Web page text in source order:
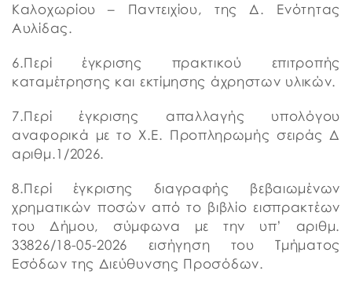
Καλοχωρίου – Παντειχίου, της Δ. Ενότητας
Αυλίδας.
6.Περί έγκρισης πρακτικού επιτροπής
καταμέτρησης και εκτίμησης άχρηστων υλικών.
7.Περί έγκρισης απαλλαγής υπολόγου
αναφορικά με το Χ.Ε. Προπληρωμής σειράς Δ
αριθμ.1/2026.
8.Περί έγκρισης διαγραφής βεβαιωμένων
χρηματικών ποσών από το βιβλίο εισπρακτέων
του Δήμου, σύμφωνα με την υπ’ αριθμ.
33826/18-05-2026 εισήγηση του Τμήματος
Εσόδων της Διεύθυνσης Προσόδων.